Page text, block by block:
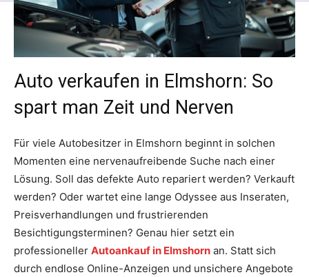
Auto verkaufen in Elmshorn: So
spart man Zeit und Nerven
Für viele Autobesitzer in Elmshorn beginnt in solchen
Momenten eine nervenaufreibende Suche nach einer
Lösung. Soll das defekte Auto repariert werden? Verkauft
werden? Oder wartet eine lange Odyssee aus Inseraten,
Preisverhandlungen und frustrierenden
Besichtigungsterminen? Genau hier setzt ein
professioneller Autoankauf in Elmshorn an. Statt sich
durch endlose Online-Anzeigen und unsichere Angebote